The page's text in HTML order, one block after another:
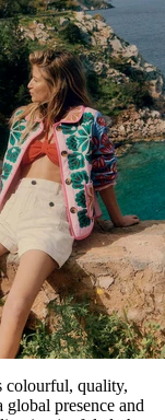
colourful, quality,
presence and